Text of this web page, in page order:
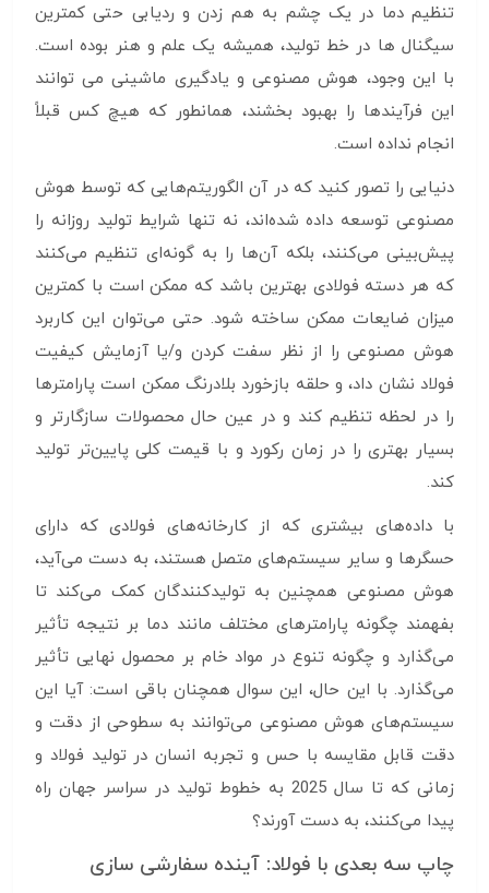
تنظیم دما در یک چشم به هم زدن و ردیابی حتی کمترین
سیگنال ها در خط تولید، همیشه یک علم و هنر بوده است.
با این وجود، هوش مصنوعی و یادگیری ماشینی می توانند
این فرآیندها را بهبود بخشند، همانطور که هیچ کس قبلاً
انجام نداده است.
دنیایی را تصور کنید که در آن الگوریتم‌هایی که توسط هوش
مصنوعی توسعه داده شده‌اند، نه تنها شرایط تولید روزانه را
پیش‌بینی می‌کنند، بلکه آن‌ها را به گونه‌ای تنظیم می‌کنند
که هر دسته فولادی بهترین باشد که ممکن است با کمترین
میزان ضایعات ممکن ساخته شود. حتی می‌توان این کاربرد
هوش مصنوعی را از نظر سفت کردن و/یا آزمایش کیفیت
فولاد نشان داد، و حلقه بازخورد بلادرنگ ممکن است پارامترها
را در لحظه تنظیم کند و در عین حال محصولات سازگارتر و
بسیار بهتری را در زمان رکورد و با قیمت کلی پایین‌تر تولید
کند.
با داده‌های بیشتری که از کارخانه‌های فولادی که دارای
حسگرها و سایر سیستم‌های متصل هستند، به دست می‌آید،
هوش مصنوعی همچنین به تولیدکنندگان کمک می‌کند تا
بفهمند چگونه پارامترهای مختلف مانند دما بر نتیجه تأثیر
می‌گذارد و چگونه تنوع در مواد خام بر محصول نهایی تأثیر
می‌گذارد. با این حال، این سوال همچنان باقی است: آیا این
سیستم‌های هوش مصنوعی می‌توانند به سطوحی از دقت و
دقت قابل مقایسه با حس و تجربه انسان در تولید فولاد و
زمانی که تا سال 2025 به خطوط تولید در سراسر جهان راه
پیدا می‌کنند، به دست آورند؟
چاپ سه بعدی با فولاد: آینده سفارشی سازی